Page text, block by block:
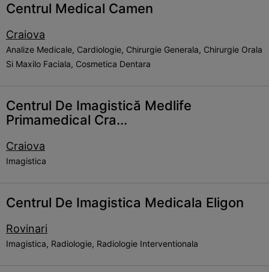
Centrul Medical Camen
Craiova
Analize Medicale, Cardiologie, Chirurgie Generala, Chirurgie Orala
Si Maxilo Faciala, Cosmetica Dentara
Centrul De Imagistică Medlife
Primamedical Cra...
Craiova
Imagistica
Centrul De Imagistica Medicala Eligon
Rovinari
Imagistica, Radiologie, Radiologie Interventionala